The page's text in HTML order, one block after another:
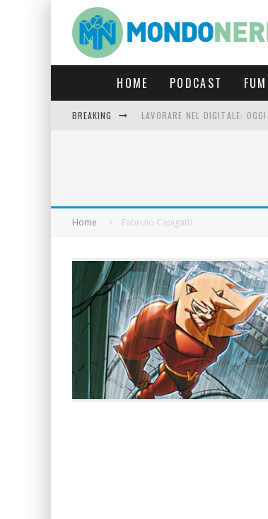
HOME PODCAST
BREAKING LAVORARE NEL DIGITALE:
Home Fabrizio Capigatti